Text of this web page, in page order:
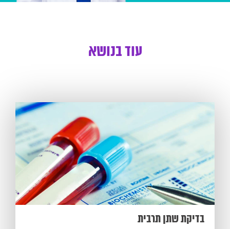
עוד בנושא
בדיקת שתן תרבית